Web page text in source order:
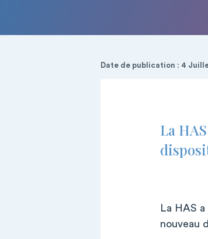
Date de publication : 4
La
La HAS
nouveau